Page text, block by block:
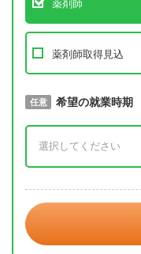
薬剤師
薬剤師取得見込
必須 取得予定年
任意 希望の就業時期